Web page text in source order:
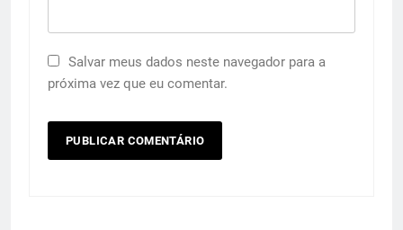
Salvar meus dados neste navegador para a
próxima vez que eu comentar.